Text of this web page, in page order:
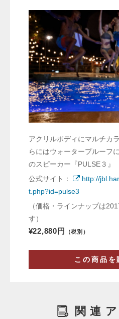
アクリルボディにマルチカ
らにはウォータープルーフ
のスピーカー『PULSE３』
公式サイト：
http://
t.php?id=pulse3
（価格・ラインナップは
す）
¥22,880円 （税別）
この商品を
関連